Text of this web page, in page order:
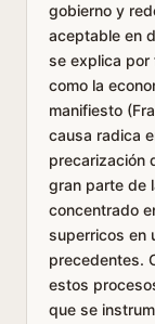
gobierno y
aceptable en
se explica por
como la
manifiesto
causa radica
precarización
gran parte de
concentrado
superricos en
precedentes.
estos
que se